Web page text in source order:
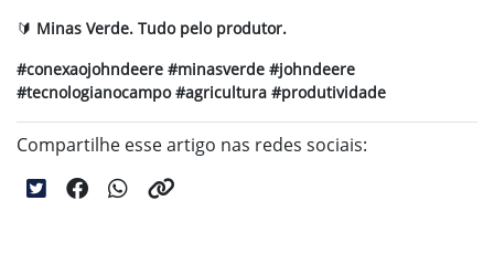
🔰 Minas Verde. Tudo pelo produtor.
#conexaojohndeere #minasverde #johndeere
#tecnologianocampo #agricultura #produtividade
Compartilhe esse artigo nas redes sociais: